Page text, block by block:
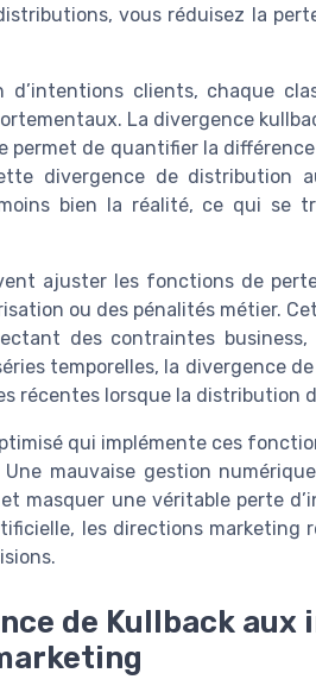
vous réduisez la
d’intentions clients, chaque
La divergence
permet de quantifier la
divergence de distribution
bien la réalité, ce qui se
ajuster les fonctions de
ou des pénalités métier.
des contraintes
temporelles, la divergence
récentes lorsque la distribution
qui implémente ces
mauvaise gestion
masquer une véritable perte
les directions
de Kullback aux